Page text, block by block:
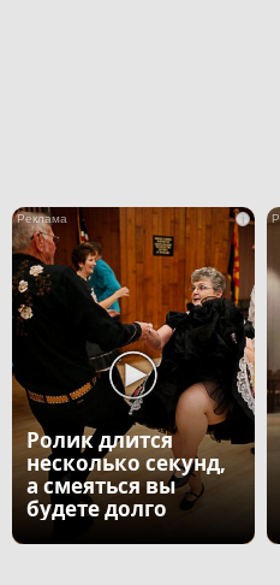
i
Ролик длится
несколько секунд,
а смеяться вы
будете долго